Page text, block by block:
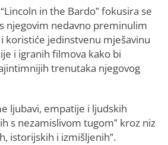
in the Bardo” fokusira se
njegovim nedavno preminulim
koristiće jedinstvenu mješavinu
i igranih filmova kako bi
trenutaka njegovog
ljubavi, empatije i ljudskih
s nezamislivom tugom” kroz niz
istorijskih i izmišljenih”.